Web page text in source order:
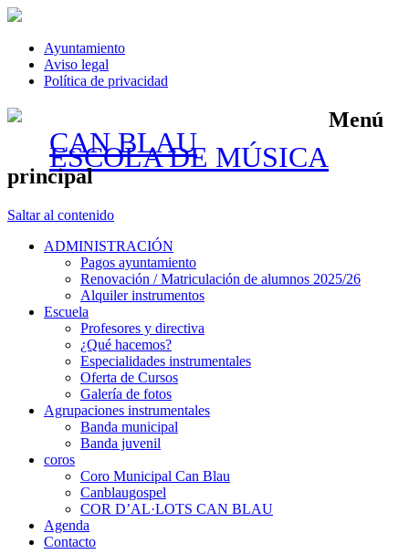
Ayuntamiento
Aviso legal
Política de privacidad
CAN BLAU
ESCOLA DE MÚSICA
Menú
principal
Saltar al contenido
ADMINISTRACIÓN
Pagos ayuntamiento
Renovación / Matriculación de alumnos 2025/26
Alquiler instrumentos
Escuela
Profesores y directiva
¿Qué hacemos?
Especialidades instrumentales
Oferta de Cursos
Galería de fotos
Agrupaciones instrumentales
Banda municipal
Banda juvenil
coros
Coro Municipal Can Blau
Canblaugospel
COR D’AL·LOTS CAN BLAU
Agenda
Contacto